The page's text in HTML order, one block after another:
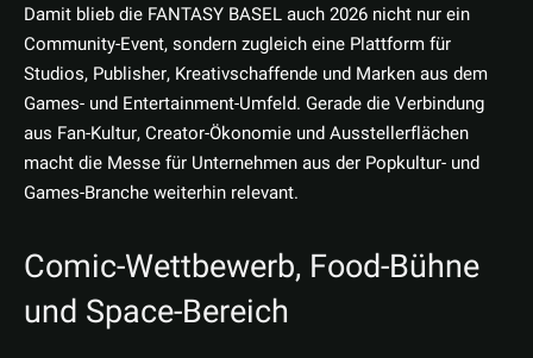
Damit blieb die FANTASY BASEL auch 2026 nicht nur ein
Community-Event, sondern zugleich eine Plattform für
Studios, Publisher, Kreativschaffende und Marken aus dem
Games- und Entertainment-Umfeld. Gerade die Verbindung
aus Fan-Kultur, Creator-Ökonomie und Ausstellerflächen
macht die Messe für Unternehmen aus der Popkultur- und
Games-Branche weiterhin relevant.
Comic-Wettbewerb, Food-Bühne
und Space-Bereich